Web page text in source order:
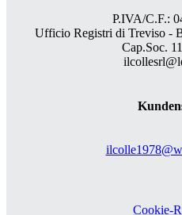
P.IVA/C.F.:
Ufficio Registri di Treviso -
Cap.Soc.
Cookie-